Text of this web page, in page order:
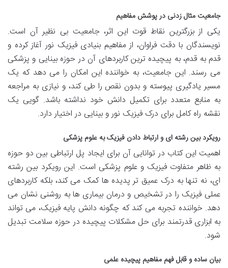
جامعیت مثال زدنی در پوشش مفاهیم
یکی از بزرگترین نقاط قوت این اثر، جامعیت بی نظیر آن است.
نویسندگان با دقت فراوان، از مفاهیم بنیادی فیزیک نور آغاز کرده و
قدم به قدم، به پیچیده ترین کاربردهای آن در حوزه بینایی و پزشکی
می رسند. این جامعیت، به خواننده این امکان را می دهد که یک
مسیر یادگیری پیوسته و بدون نقص را طی کند، و نیازی به مراجعه
به منابع متعدد برای تکمیل دانش خود نداشته باشد. گویی یک
نقشه راه کامل برای درک فیزیک نور و بینایی در اختیار دارد.
رویکرد بین رشته ای و ارتباط دادن فیزیک به علوم پزشکی
اهمیت این کتاب در توانایی آن برای ایجاد پل ارتباطی بین دو حوزه
به ظاهر متفاوت فیزیک و علوم پزشکی است. این رویکرد بین رشته
ای، نه تنها به درک عمیق تر پدیده ها کمک می کند، بلکه کاربردهای
عملی فیزیک را در تشخیص و درمان بیماری ها به روشنی نشان می
دهد. خواننده تجربه می کند که چگونه دانش پایه فیزیک، می تواند
به ابزاری قدرتمند برای حل مشکلات پیچیده در حوزه سلامت تبدیل
شود.
بیان ساده و قابل فهم مفاهیم پیچیده علمی